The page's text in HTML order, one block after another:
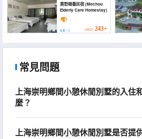
莫愁頤養民宿 (Mochou
Elderly Care Homestay)
4.8 / 5 HKD 243+
常見問題
上海崇明鄉間小憩休閒別墅的入住
麼？
上海崇明鄉間小憩休閒別墅是否提